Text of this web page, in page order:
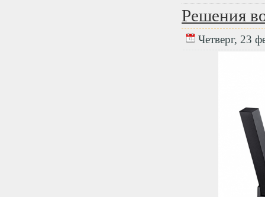
Решения
Четверг, 23